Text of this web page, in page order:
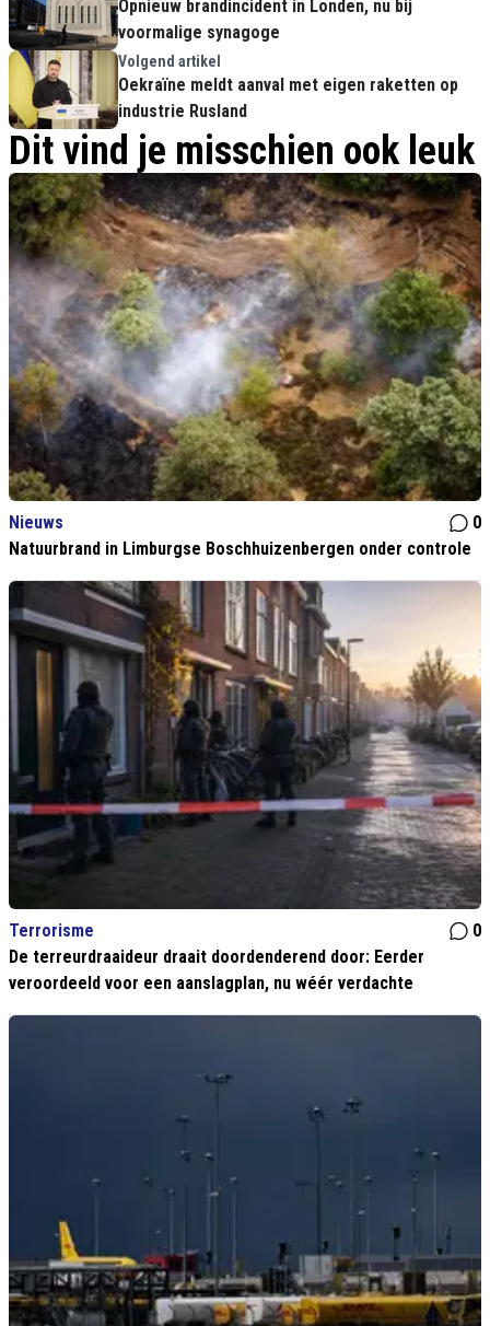
Opnieuw brandincident in Londen, nu bij
voormalige synagoge
Volgend artikel
Oekraïne meldt aanval met eigen raketten op
industrie Rusland
Dit vind je misschien ook leuk
Nieuws
0
Natuurbrand in Limburgse Boschhuizenbergen onder controle
Terrorisme
0
De terreurdraaideur draait doordenderend door: Eerder
veroordeeld voor een aanslagplan, nu wéér verdachte